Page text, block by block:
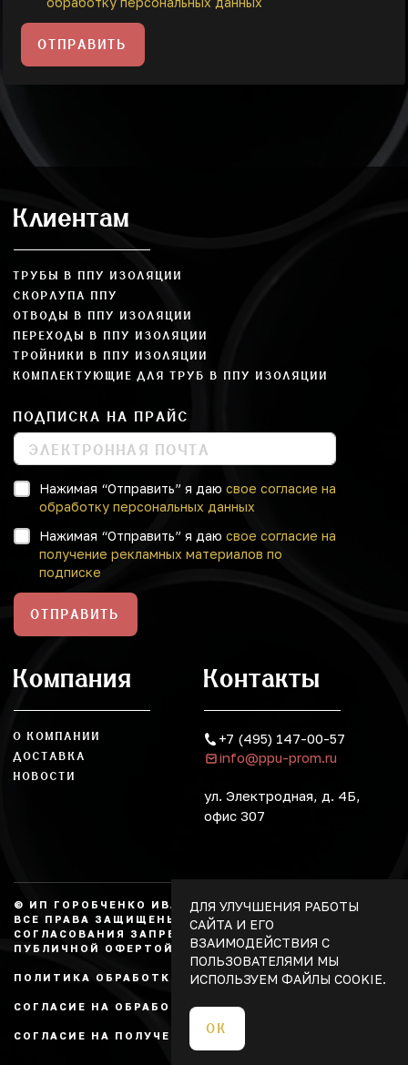
ОТПРАВИТЬ
Клиентам
ТРУБЫ В ППУ ИЗОЛЯЦИИ
СКОРЛУПА ППУ
ОТВОДЫ В ППУ ИЗОЛЯЦИИ
ПЕРЕХОДЫ В ППУ ИЗОЛЯЦИИ
ТРОЙНИКИ В ППУ ИЗОЛЯЦИИ
КОМПЛЕКТУЮЩИЕ ДЛЯ ТРУБ В ППУ ИЗОЛЯЦИИ
ПОДПИСКА НА ПРАЙС
Нажимая “Отправить” я даю свое согласие на
обработку персональных данных
Нажимая “Отправить” я даю свое согласие на
получение рекламных материалов по
подписке
ОТПРАВИТЬ
Компания
О КОМПАНИИ
ДОСТАВКА
НОВОСТИ
Контакты
+7 (495) 147-00-57
info@ppu-prom.ru
ул. Электродная, д. 4Б,
офис 307
© ИП ГОРОБЧЕНКО ИВАН АЛЕКСАНДРОВИЧ, 2026.
ВСЕ ПРАВА ЗАЩИЩЕНЫ, КОПИРОВАНИЕ БЕЗ
СОГЛАСОВАНИЯ ЗАПРЕЩЕНО. НЕ ЯВЛЯЕТСЯ
ПУБЛИЧНОЙ ОФЕРТОЙ.
ПОЛИТИКА ОБРАБОТКИ ПЕРСОНАЛЬНЫХ ДАННЫХ
СОГЛАСИЕ НА ОБРАБОТКУ ПЕРСОНАЛЬНЫХ ДАННЫХ
СОГЛАСИЕ НА ПОЛУЧЕНИЕ РЕКЛАМЫ
ДЛЯ УЛУЧШЕНИЯ РАБОТЫ
САЙТА И ЕГО
ВЗАИМОДЕЙСТВИЯ С
ПОЛЬЗОВАТЕЛЯМИ МЫ
ИСПОЛЬЗУЕМ ФАЙЛЫ COOKIE.
ОК